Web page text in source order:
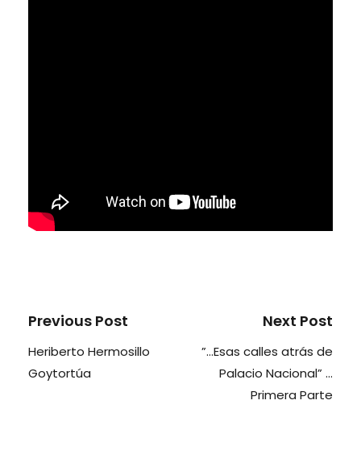
Previous Post
Heriberto Hermosillo
Goytortúa
Next Post
”…Esas calles atrás de
Palacio Nacional” …
Primera Parte